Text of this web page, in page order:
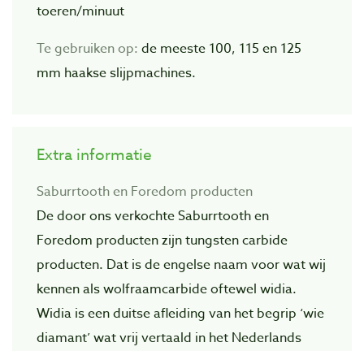
toeren/minuut
Te gebruiken op: de meeste 100, 115 en 125
mm haakse slijpmachines.
Extra informatie
Saburrtooth en Foredom producten
De door ons verkochte Saburrtooth en
Foredom producten zijn tungsten carbide
producten. Dat is de engelse naam voor wat wij
kennen als wolfraamcarbide oftewel widia.
Widia is een duitse afleiding van het begrip ‘wie
diamant’ wat vrij vertaald in het Nederlands